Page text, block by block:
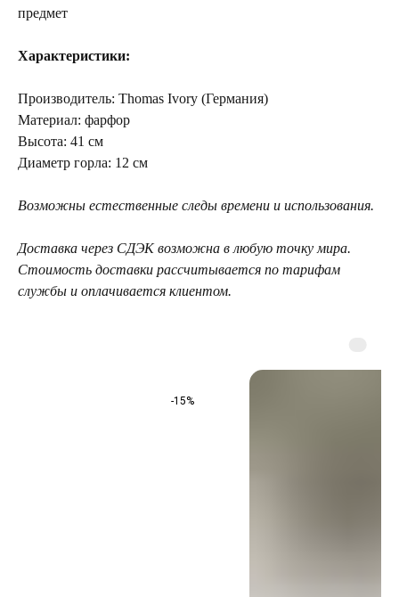
предмет
Характеристики:
Производитель: Thomas Ivory (Германия)
Материал: фарфор
Высота: 41 см
Диаметр горла: 12 см
Возможны естественные следы времени и использования.
Доставка через СДЭК возможна в любую точку мира.
Стоимость доставки рассчитывается по тарифам
службы и оплачивается клиентом.
-15%